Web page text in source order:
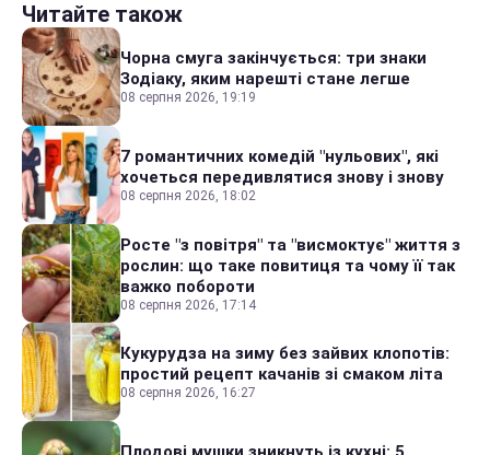
Читайте також
Чорна смуга закінчується: три знаки
Зодіаку, яким нарешті стане легше
08 серпня 2026, 19:19
7 романтичних комедій "нульових", які
хочеться передивлятися знову і знову
08 серпня 2026, 18:02
Росте "з повітря" та "висмоктує" життя з
рослин: що таке повитиця та чому її так
важко побороти
08 серпня 2026, 17:14
Кукурудза на зиму без зайвих клопотів:
простий рецепт качанів зі смаком літа
08 серпня 2026, 16:27